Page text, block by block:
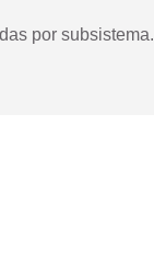
por subsistema.